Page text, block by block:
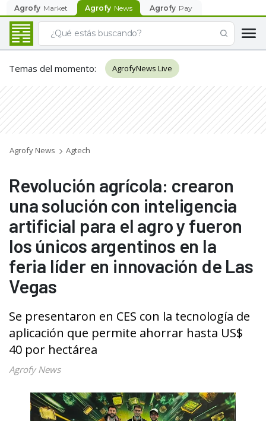
Agrofy Market Agrofy News Agrofy Pay
Temas del momento: AgrofyNews Live
Agrofy News Agtech
Revolución agrícola: crearon
una solución con inteligencia
artificial para el agro y fueron
los únicos argentinos en la
feria líder en innovación de Las
Vegas
Se presentaron en CES con la tecnología de
aplicación que permite ahorrar hasta US$
40 por hectárea
Agrofy News